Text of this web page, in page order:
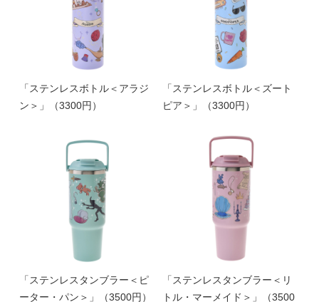
「ステンレスボトル＜アラジ
ン＞」（3300円）
「ステンレスボトル＜ズート
ピア＞」（3300円）
「ステンレスタンブラー＜ピ
ーター・パン＞」（3500円）
「ステンレスタンブラー＜リ
トル・マーメイド＞」（3500